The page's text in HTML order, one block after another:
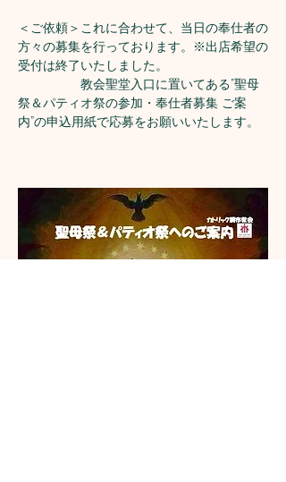
＜ご依頼＞これに合わせて、当日の奉仕者の
方々の募集を行っております。※出店希望の
受付は終了いたしました。
教会聖堂入口に置いてある“聖母
祭＆パティオ祭の参加・奉仕者募集 ご案
内”の申込用紙で応募をお願いいたします。